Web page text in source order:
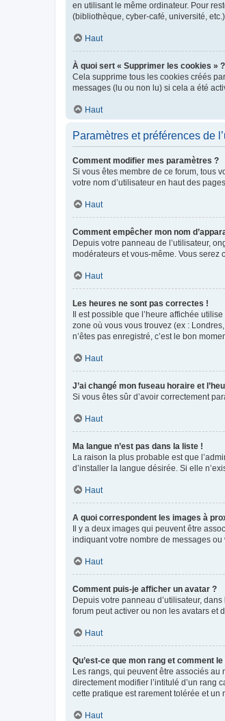
en utilisant le même ordinateur. Pour
(bibliothèque, cyber-café, université,
Haut
À quoi sert « Supprimer les cookies » ?
Cela supprime tous les cookies créés
messages (lu ou non lu) si cela a été
Haut
Paramètres et préférences de
Comment modifier mes paramètres ?
Si vous êtes membre de ce forum, tous
votre nom d’utilisateur en haut des
Haut
Comment empêcher mon nom
Depuis votre panneau de l’utilisateur,
modérateurs et vous-même. Vous
Haut
Les heures ne sont pas correctes !
Il est possible que l’heure affichée
zone où vous vous trouvez (ex :
n’êtes pas enregistré, c’est le bon
Haut
J’ai changé mon fuseau horaire et
Si vous êtes sûr d’avoir correctement
Haut
Ma langue n’est pas dans la liste !
La raison la plus probable est que
d’installer la langue désirée. Si elle
Haut
A quoi correspondent les images à
Il y a deux images qui peuvent être
indiquant votre nombre de messages
Haut
Comment puis-je afficher un avatar ?
Depuis votre panneau d’utilisateur,
forum peut activer ou non les avatars et
Haut
Qu’est-ce que mon rang et comment
Les rangs, qui peuvent être associés
directement modifier l’intitulé d’un rang
cette pratique est rarement tolérée et
Haut